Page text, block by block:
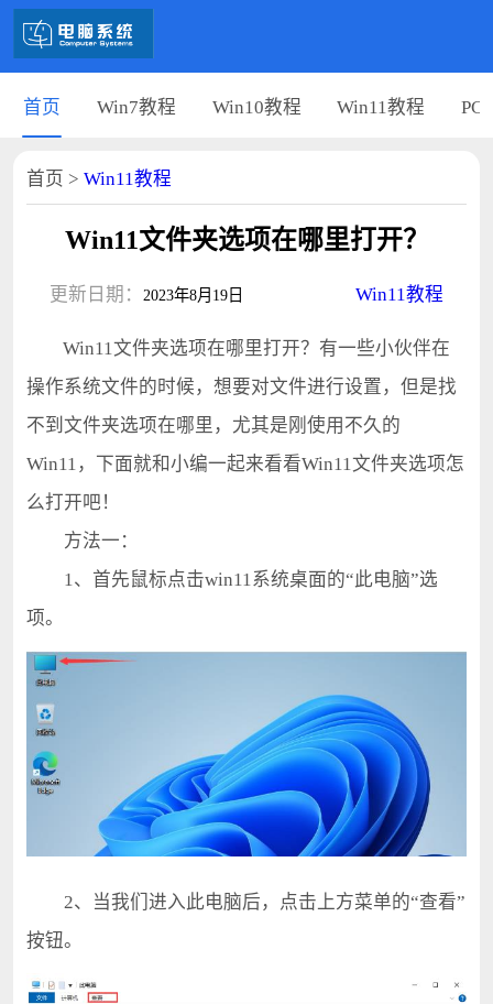
首页 Win7教程 Win10教程 Win11教程 PC
首页 > Win11教程
Win11文件夹选项在哪里打开？
更新日期： 2023年8月19日 Win11教程
Win11文件夹选项在哪里打开？有一些小伙伴在
操作系统文件的时候，想要对文件进行设置，但是找
不到文件夹选项在哪里，尤其是刚使用不久的
Win11，下面就和小编一起来看看Win11文件夹选项怎
么打开吧！
方法一：
1、首先鼠标点击win11系统桌面的“此电脑”选
项。
2、当我们进入此电脑后，点击上方菜单的“查看”
按钮。